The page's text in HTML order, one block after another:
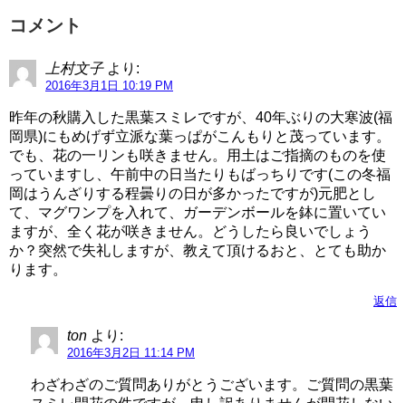
コメント
上村文子 より:
2016年3月1日 10:19 PM
昨年の秋購入した黒葉スミレですが、40年ぶりの大寒波(福
岡県)にもめげず立派な葉っぱがこんもりと茂っています。
でも、花の一リンも咲きません。用土はご指摘のものを使
っていますし、午前中の日当たりもばっちりです(この冬福
岡はうんざりする程曇りの日が多かったですが)元肥とし
て、マグワンプを入れて、ガーデンボールを鉢に置いてい
ますが、全く花が咲きません。どうしたら良いでしょう
か？突然で失礼しますが、教えて頂けるおと、とても助か
ります。
返信
ton より:
2016年3月2日 11:14 PM
わざわざのご質問ありがとうございます。ご質問の黒葉